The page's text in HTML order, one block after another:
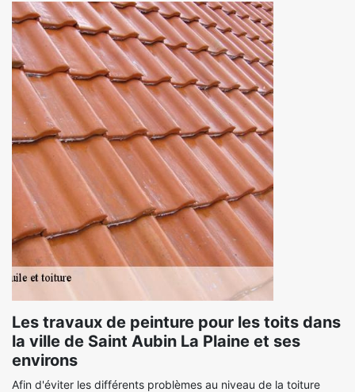
Les travaux de peinture pour les toits dans
la ville de Saint Aubin La Plaine et ses
environs
Afin d'éviter les différents problèmes au niveau de la toiture